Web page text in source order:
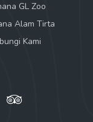
GL Zoo
Alam Tirta
Kami